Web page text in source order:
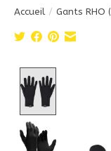
Accueil / Gants RHO